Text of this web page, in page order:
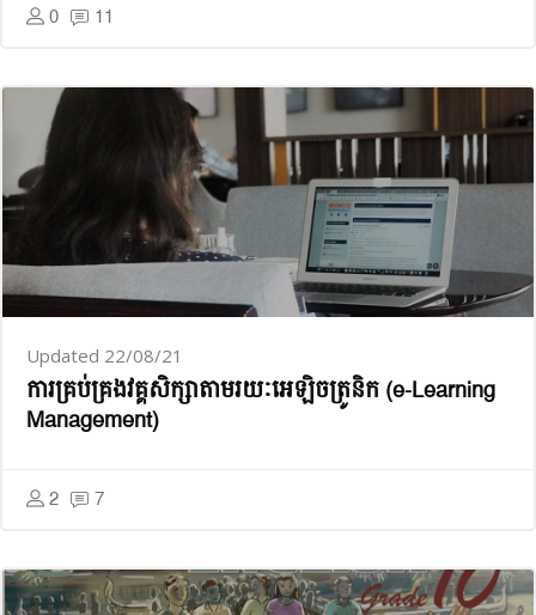
0 11
Updated 22/08/21
ការ​គ្រប់គ្រង​វគ្គសិក្សា​តាម​រយៈ​អេឡិចត្រូនិក (e-Learning
Management)
2 7